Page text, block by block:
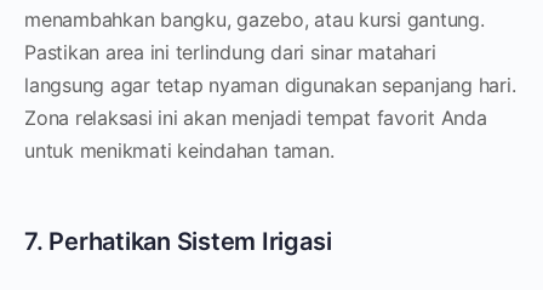
menambahkan bangku, gazebo, atau kursi gantung.
Pastikan area ini terlindung dari sinar matahari
langsung agar tetap nyaman digunakan sepanjang hari.
Zona relaksasi ini akan menjadi tempat favorit Anda
untuk menikmati keindahan taman.
7. Perhatikan Sistem Irigasi